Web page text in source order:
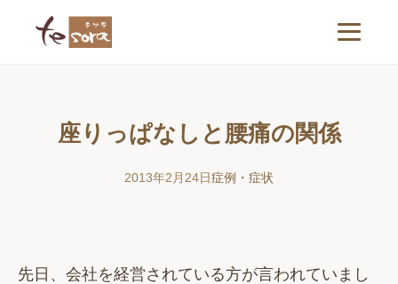
座りっぱなしと腰痛の関係
2013年2月24日症例・症状
先日、会社を経営されている方が言われていまし